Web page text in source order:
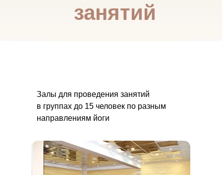
занятий
Залы для проведения занятий
в группах до 15 человек по разным
направлениям йоги